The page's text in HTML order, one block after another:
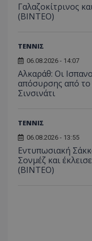
Γαλαζοκίτρινος
(ΒΙΝΤΕΟ)
ΤΕΝΝΙΣ
06.08.2026 - 14:07
Αλκαράθ: Οι
απόσυρσης από
Σινσινάτι
ΤΕΝΝΙΣ
06.08.2026 - 13:55
Εντυπωσιακή
Σονμέζ και
(ΒΙΝΤΕΟ)